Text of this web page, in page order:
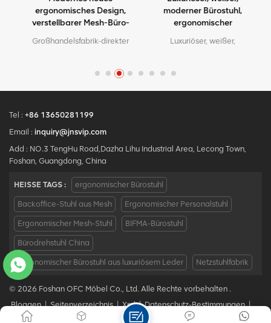
ergonomisches Design,
verstellbarer Mesh-Büro-
Großhandelsfabrik-direkter
greifenstuhl MOQ ist EIN
Stück, große Quantität mit
Diskont.Maßgeschneiderter
Bedürfnissen ist akzeptabel.
moderner Bürostuhl,
ergonomischer
Metallmaterial für den
Luxuriöser, weißer,
mit Mesh-Metallmaterial für
den Bürogebrauch
Tel : +86 13650281199
Email : inquiry@jnsvip.com
Add : NO.3 TengHu Road,Dazha Lihu Industrial Area, Lecong Town,
Foshan, Guangdong, China
HEISSE TAGS : ergonomischer Bürostuhl
Backoffice-Stuhl aus Mesh Ergonomischer Personalstuhl
Ergonomischer Mesh-Stuhl BIFMA-Bürostuhl
Bürodrehstuhl China
Ergonomischer Bürostuhl aus luxuriösem Leder Netzstuhlfabrik
© 2026 Foshan OFC Möbel Co., Ltd. Alle Rechte vorbehalten .
Bloggen | Seitenverzeichnis | Xml | Datenschutz-Bestimmungen |
IPv6 NETZWERK UNTERSTÜTZT